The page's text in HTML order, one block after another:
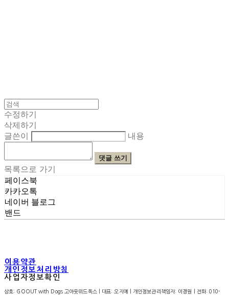
수정하기
삭제하기
글쓴이
내용
댓글 쓰기
목록으로 가기
페이스북
카카오톡
네이버 블로그
밴드
이용약관
개인정보처리방침
사업자정보확인
상호: GOOUT with Dogs 고아웃위드독스 | 대표: 오지예 | 개인정보관리책임자: 이경원 | 전화: 010-